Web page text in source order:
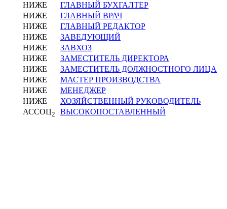
НИЖЕ
ГЛАВНЫЙ БУХГАЛТЕР
НИЖЕ
ГЛАВНЫЙ ВРАЧ
НИЖЕ
ГЛАВНЫЙ РЕДАКТОР
НИЖЕ
ЗАВЕДУЮЩИЙ
НИЖЕ
ЗАВХОЗ
НИЖЕ
ЗАМЕСТИТЕЛЬ ДИРЕКТОРА
НИЖЕ
ЗАМЕСТИТЕЛЬ ДОЛЖНОСТНОГО ЛИЦА
НИЖЕ
МАСТЕР ПРОИЗВОДСТВА
НИЖЕ
МЕНЕДЖЕР
НИЖЕ
ХОЗЯЙСТВЕННЫЙ РУКОВОДИТЕЛЬ
АССОЦ2 ВЫСОКОПОСТАВЛЕННЫЙ